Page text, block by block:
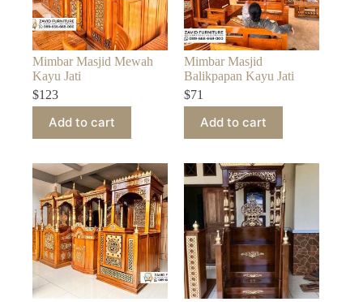
Mimbar Masjid Mewah
Kayu Jati
$123
Add to cart
Mimbar Masjid
Balikpapan Kayu Jati
$71
Add to cart